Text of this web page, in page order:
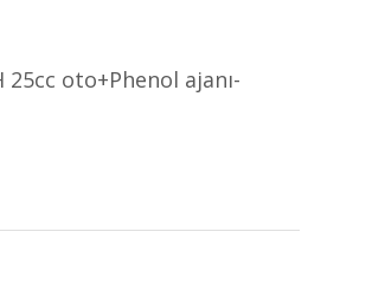
25cc oto+Phenol ajanı-